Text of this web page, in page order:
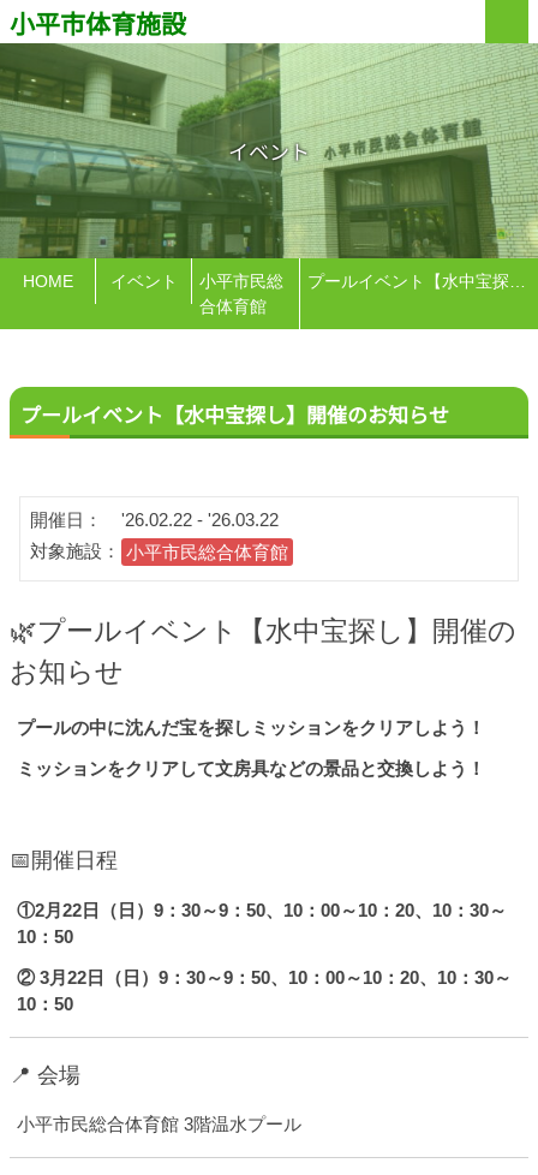
小平市体育施設
イベント
HOME イベント
小平市民総
合体育館
プールイベント【水中宝探し】開催のお知らせ
開催日：
'26.02.22 - '26.03.22
対象施設：
小平市民総合体育館
🌿プールイベント【水中宝探し】開催の
お知らせ
プールの中に沈んだ宝を探しミッションをクリアしよう！
ミッションをクリアして文房具などの景品と交換しよう！
📅開催日程
①2月22日（日）9：30～9：50、10：00～10：20、10：30～
10：50
② 3月22日（日）9：30～9：50、10：00～10：20、10：30～
10：50
📍 会場
小平市民総合体育館 3階温水プール